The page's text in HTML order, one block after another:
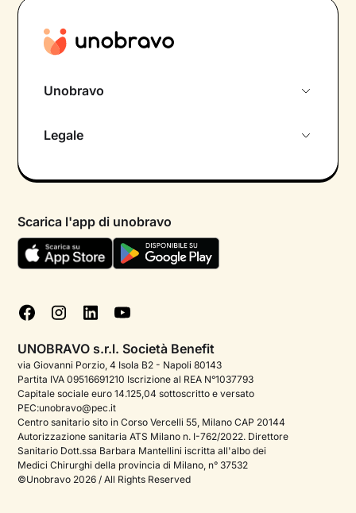
Unobravo
Psicologo in chat
Aiuto urgente
FAQ
Podcast di psicologia
Corporate
Psicologo italiano all'estero
Approfondimenti sulla salute mentale
Sala stampa
Legale
Termini e condizioni
Informativa Privacy
Cookie policy
Gestisci cookie
Scarica l'app di unobravo
UNOBRAVO s.r.l. Società Benefit
via Giovanni Porzio, 4 Isola B2 - Napoli 80143
Partita IVA 09516691210 Iscrizione al REA N°1037793
Capitale sociale euro 14.125,04 sottoscritto e versato
PEC:unobravo@pec.it
Centro sanitario sito in Corso Vercelli 55, Milano CAP 20144
Autorizzazione sanitaria ATS Milano n. I-762/2022. Direttore
Sanitario Dott.ssa Barbara Mantellini iscritta all'albo dei
Medici Chirurghi della provincia di Milano, n° 37532
©Unobravo 2026 / All Rights Reserved